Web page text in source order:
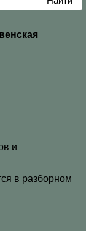
и
в разборном